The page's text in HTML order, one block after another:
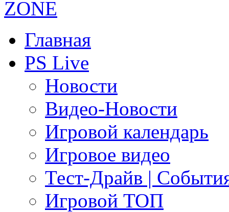
Главная
PS Live
Новости
Видео-Новости
Игровой календарь
Игровое видео
Тест-Драйв |
Игровой ТОП